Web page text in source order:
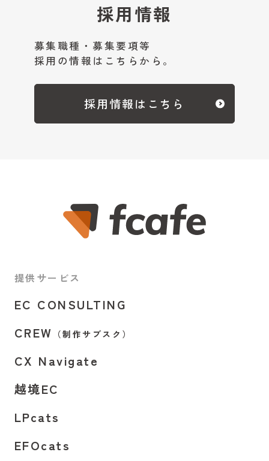
採用情報
募集職種・募集要項等
採用の情報はこちらから。
採用情報はこちら
提供サービス
EC CONSULTING
CREW （制作サブスク）
CX Navigate
越境EC
LPcats
EFOcats